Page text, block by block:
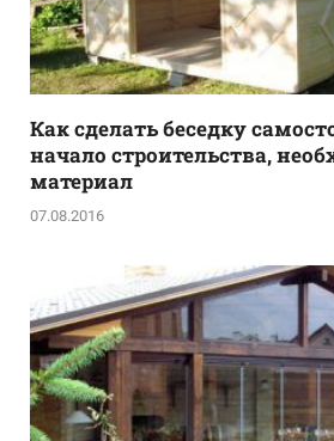
Как сделать беседку
начало строительства,
материал
07.08.2016